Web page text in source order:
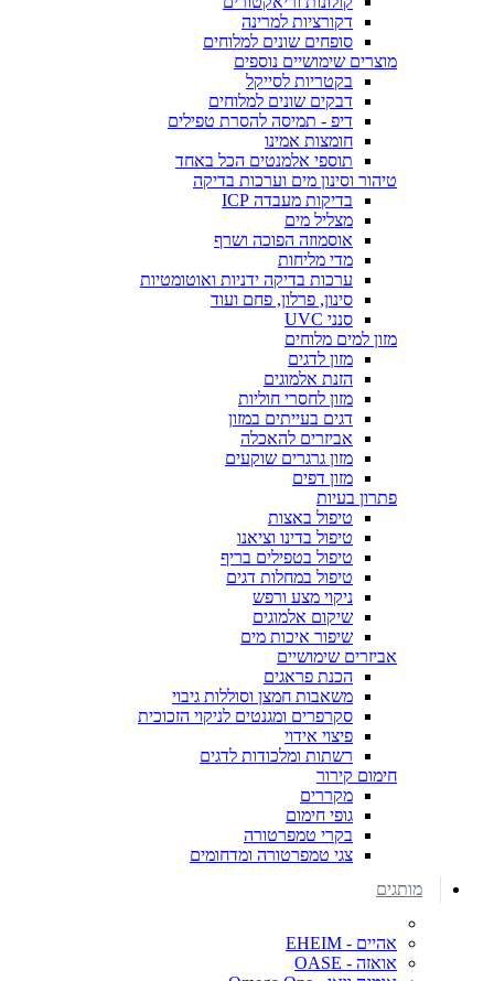
דקורציות למרינה
סופחים שונים למלוחים
מוצרים שימושיים נוספים
בקטריות לסייקל
דבקים שונים למלוחים
דיפ - תמיסה להסרת טפילים
חומצות אמינו
תוספי אלמנטים הכל באחד
טיהור וסינון מים וערכות בדיקה
בדיקות מעבדה ICP
מצליל מים
אוסמוזה הפוכה ושרף
מדי מליחות
ערכות בדיקה ידניות ואוטומטיות
סינון, פרלון, פחם ועוד
סנני UVC
מזון למים מלוחים
מזון לדגים
הזנת אלמוגים
מזון לחסרי חוליות
דגים בעייתים במזון
אביזרים להאכלה
מזון גרגרים שוקעים
מזון דפים
פתרון בעיות
טיפול באצות
טיפול בדינו וציאנו
טיפול בטפילים בריף
טיפול במחלות דגים
ניקוי מצע ורפש
שיקום אלמוגים
שיפור איכות מים
אביזרים שימושיים
הכנת פראגים
משאבות חמצן וסוללות גיבוי
סקרפרים ומגנטים לניקוי הזכוכית
פיצוי אידוי
רשתות ומלכודות לדגים
חימום קירור
מקררים
גופי חימום
בקרי טמפרטורה
צגי טמפרטורה ומדחומים
מותגים
אהיים - EHEIM
אואזה - OASE